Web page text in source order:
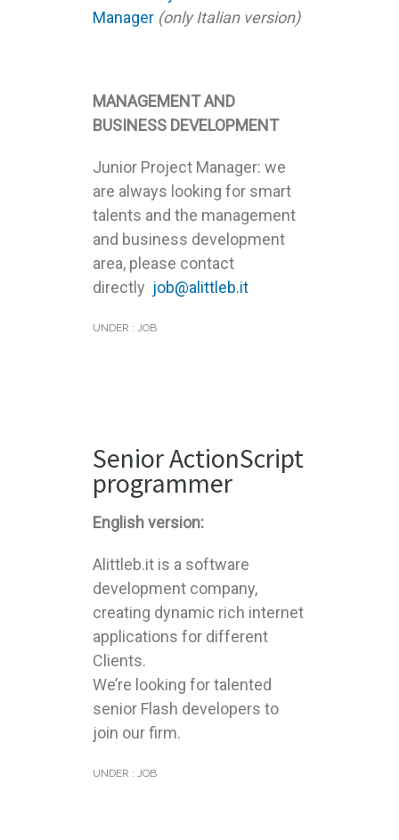
Manager (only Italian version)
MANAGEMENT AND
BUSINESS DEVELOPMENT
Junior Project Manager: we
are always looking for smart
talents and the management
and business development
area, please contact
directly job@alittleb.it
UNDER : JOB
Senior ActionScript
programmer
English version:
Alittleb.it is a software
development company,
creating dynamic rich internet
applications for different
Clients.
We’re looking for talented
senior Flash developers to
join our firm.
UNDER : JOB